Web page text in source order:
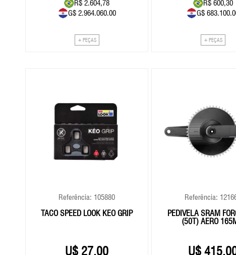
R$ 2.604,78
G$ 2.964.060.00
+ PEÇAS
R$ 600,30
G$
+ PEÇAS
Referência: 105880
TACO SPEED LOOK KÉO GRIP
27,00
Referência:
PEDIVELA SRAM
(50T) AERO